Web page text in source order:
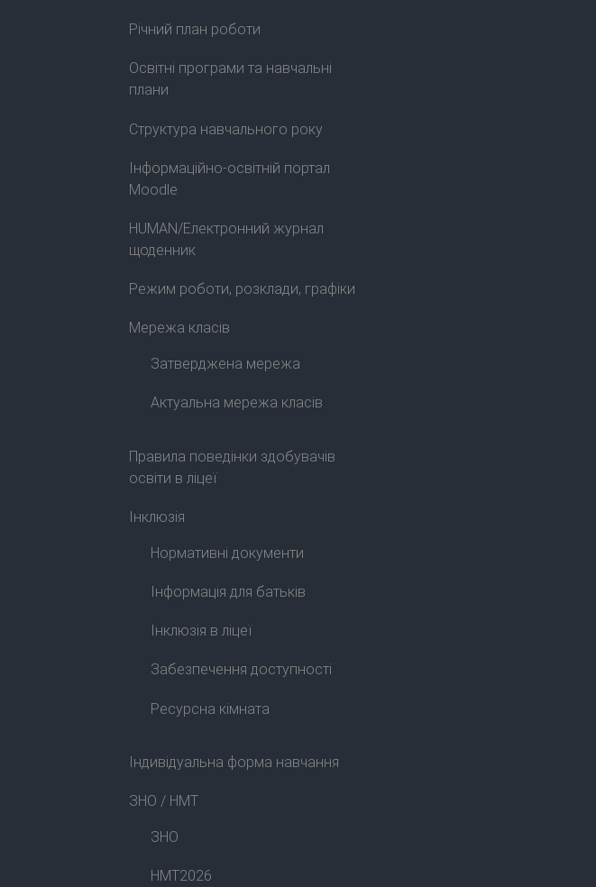
Річний план роботи
Освітні програми та навчальні
плани
Структура навчального року
Інформаційно-освітній портал
Moodle
HUMAN/Електронний журнал
щоденник
Режим роботи, розклади, графіки
Мережа класів
Затверджена мережа
Актуальна мережа класів
Правила поведінки здобувачів
освіти в ліцеї
Інклюзія
Нормативні документи
Інформація для батьків
Інклюзія в ліцеї
Забезпечення доступності
Ресурсна кімната
Індивідуальна форма навчання
ЗНО / НМТ
ЗНО
НМТ2026